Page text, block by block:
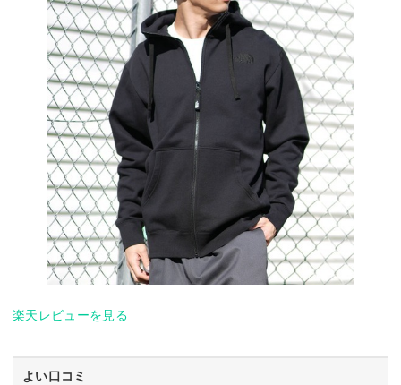
楽天レビューを見る
よい口コミ